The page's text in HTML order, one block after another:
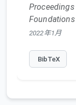
2022年1月
BibTeX